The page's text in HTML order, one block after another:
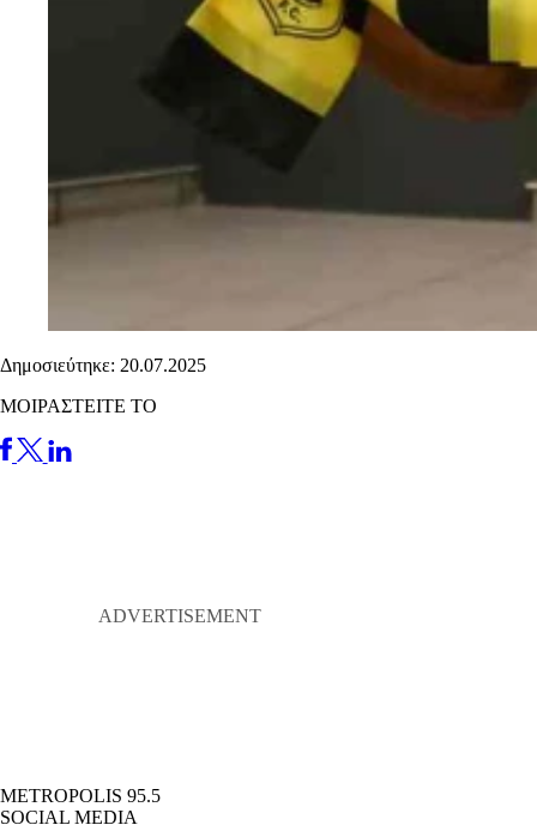
Δημοσιεύτηκε: 20.07.2025
ΜΟΙΡΑΣΤΕΙΤΕ ΤΟ
METROPOLIS 95.5
SOCIAL MEDIA